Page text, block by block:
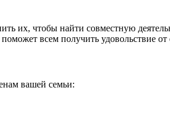
их, чтобы найти совместную
всем получить удовольствие
вашей семьи: